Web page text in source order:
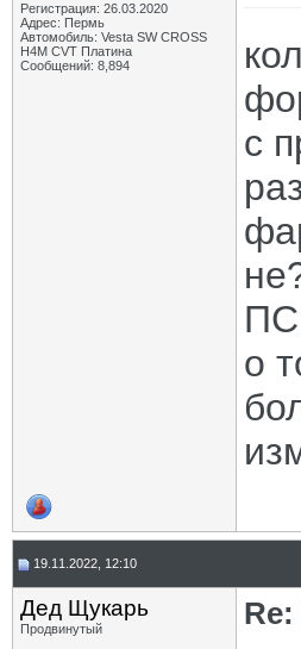
Регистрация: 26.03.2020
Адрес: Пермь
Автомобиль: Vesta SW CROSS
H4M CVT Платина
Сообщений: 8,894
с
о
19.11.2022, 12:10
Дед Щукарь
Продвинутый